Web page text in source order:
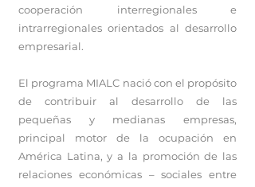
cooperación interregionales e
intrarregionales orientados al desarrollo
empresarial.
El programa MIALC nació con el propósito
de contribuir al desarrollo de las
pequeñas y medianas empresas,
principal motor de la ocupación en
América Latina, y a la promoción de las
relaciones económicas – sociales entre